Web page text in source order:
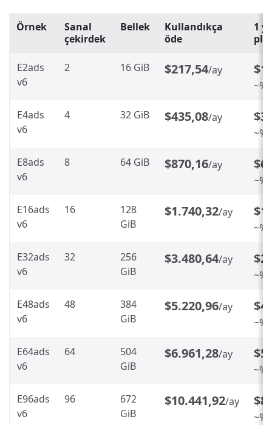
Örnek
Sanal
çekirdek
Bellek
Kullandıkça
öde
1
E2ads
v6
2 16 GiB $217,54/ay
E4ads
v6
4 32 GiB $435,08/ay
E8ads
v6
8 64 GiB $870,16/ay
E16ads
v6
16
128
GiB
$1.740,32/ay
E32ads
v6
32
256
GiB
$3.480,64/ay
E48ads
v6
48
384
GiB
$5.220,96/ay
E64ads
v6
64
504
GiB
$6.961,28/ay
E96ads
v6
96
672
GiB
$10.441,92/ay